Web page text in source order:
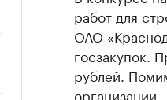
работ для
ОАО
госзакупок.
рублей.
организации